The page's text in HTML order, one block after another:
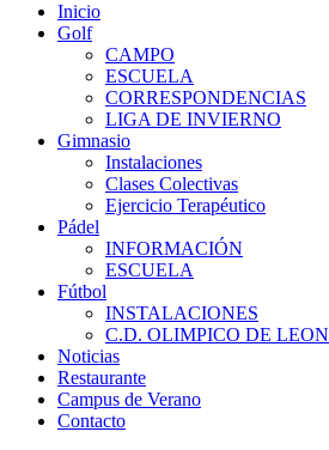
Inicio
Golf
CAMPO
ESCUELA
CORRESPONDENCIAS
LIGA DE INVIERNO
Gimnasio
Instalaciones
Clases Colectivas
Ejercicio Terapéutico
Pádel
INFORMACIÓN
ESCUELA
Fútbol
INSTALACIONES
C.D. OLIMPICO DE LEON
Noticias
Restaurante
Campus de Verano
Contacto